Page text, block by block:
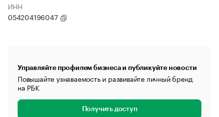
ИНН
054204196047
Управляйте профилем бизнеса и публикуйте новости
Повышайте узнаваемость и развивайте личный бренд
на РБК
Получить доступ